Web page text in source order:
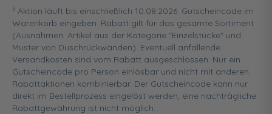
5 Aktion läuft bis einschließlich 10.08.2026. Gutscheincode im
Warenkorb eingeben. Rabatt gilt für das gesamte Sortiment
(Ausnahmen: Artikel aus der Kategorie "Einzelstücke" und
Muster von Duschrückwänden). Eventuell anfallende
Versandkosten sind vom Rabatt ausgeschlossen. Nur ein
Gutscheincode pro Person einlösbar und nicht mit anderen
Rabattaktionen kombinierbar. Der Gutscheincode kann nur
direkt im Bestellprozess eingelöst werden, eine nachträgliche
Rabattgewährung ist nicht möglich.